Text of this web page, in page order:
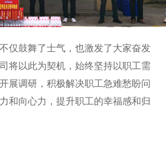
仅鼓舞了士气，也激发了大家奋发
将以此为契机，始终坚持以职工需
展调研，积极解决职工急难愁盼问
和向心力，提升职工的幸福感和归